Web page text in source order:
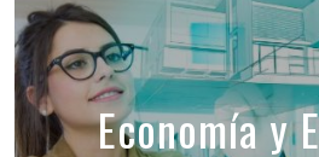
Economía y